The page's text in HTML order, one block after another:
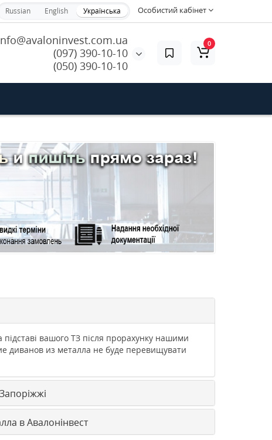
Особистий кабінет
Russian English Українська
(097) 390-10-10
(050) 390-10-10
0
вашого ТЗ після прорахунку нашими
диванов из металла не буде перевищувати
в Авалонінвест